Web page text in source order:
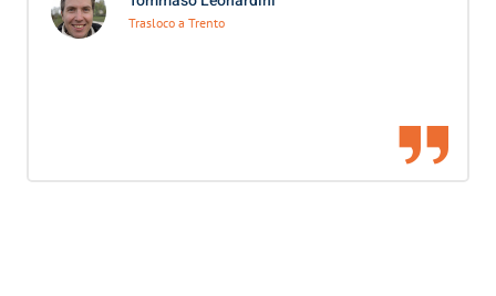
Trasloco a Trento